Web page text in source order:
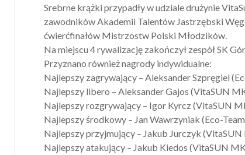
Srebrne krążki przypadły w udziale drużynie
zawodników Akademii Talentów Jastrzębski
ćwierćfinałów Mistrzostw Polski Młodzików.
Na miejscu 4rywalizację zakończył zespół SK
Przyznano również nagrody indywidualne:
Najlepszy zagrywający – Aleksander Szpręgiel
Najlepszy libero – Aleksander Gajos (VitaSUN
Najlepszy rozgrywający – Igor Kyrcz (VitaSUN
Najlepszy środkowy – Jan Wawrzyniak (Eco-
Najlepszy przyjmujący – Jakub Jurczyk (VitaSUN
Najlepszy atakujący – Jakub Kiedos (VitaSUN